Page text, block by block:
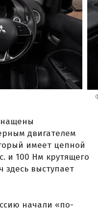
двигателем
имеет цепной
и 100 Нм крутящего
здесь выступает
начали «по-